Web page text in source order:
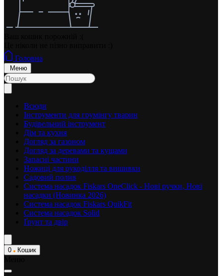
Головна
Меню
Всюди
Інструменти для грумінгу тварин
Будівельний інструмент
Дім та кухня
Догляд за газоном
Догляд за деревами та кущами
Запасні частини
Ножиці для рукоділля та вишивки
Садовий полив
Система насадок Fiskars OneClick - Нові ручки, Нові
насадки (Новинка 2026)
Система насадок Fiskars QuikFit
Система насадок Solid
Ґрунт та двір
0 Кошик